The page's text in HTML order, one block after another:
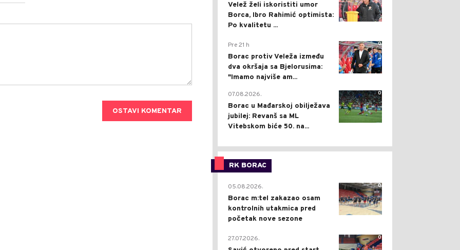
OSTAVI KOMENTAR
Velež želi iskoristiti umor
Borca, Ibro Rahimić optimista:
Po kvalitetu ...
0
Pre 21 h
Borac protiv Veleža između
dva okršaja sa Bjelorusima:
"Imamo najviše am...
0
07.08.2026.
Borac u Mađarskoj obilježava
jubilej: Revanš sa ML
Vitebskom biće 50. na...
RK BORAC
0
05.08.2026.
Borac m:tel zakazao osam
kontrolnih utakmica pred
početak nove sezone
0
27.07.2026.